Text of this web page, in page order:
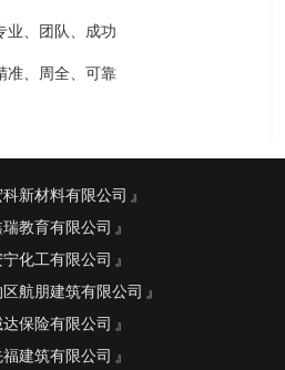
业、团队、成功
准、周全、可靠
新材料有限公司
教育有限公司
化工有限公司
航朋建筑有限公司
保险有限公司
建筑有限公司